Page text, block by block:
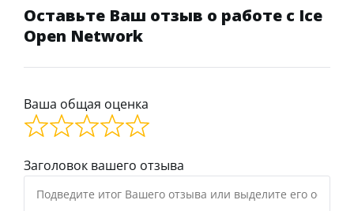
Оставьте Ваш отзыв о работе с Ice
Open Network
Ваша общая оценка
Заголовок вашего отзыва